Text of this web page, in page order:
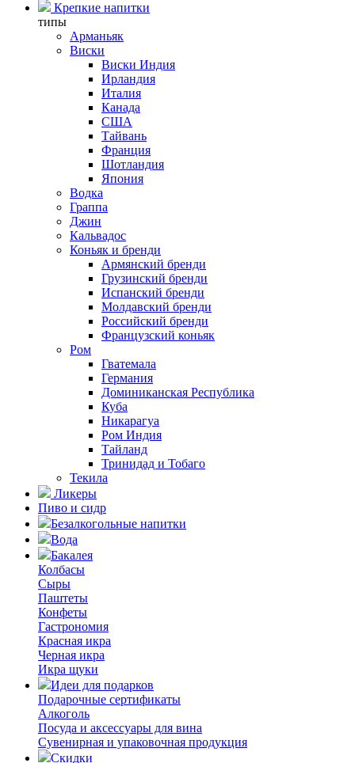
Крепкие напитки
типы
Арманьяк
Виски
Виски Индия
Ирландия
Италия
Канада
США
Тайвань
Франция
Шотландия
Япония
Водка
Граппа
Джин
Кальвадос
Коньяк и бренди
Армянский бренди
Грузинский бренди
Испанский бренди
Молдавский бренди
Российский бренди
Французский коньяк
Ром
Гватемала
Германия
Доминиканская Республика
Куба
Никарагуа
Ром Индия
Тайланд
Тринидад и Тобаго
Текила
Ликеры
Пиво и сидр
Безалкогольные напитки
Вода
Бакалея
Колбасы
Сыры
Паштеты
Конфеты
Гастрономия
Красная икра
Черная икра
Икра щуки
Идеи для подарков
Подарочные сертификаты
Алкоголь
Посуда и аксессуары для вина
Сувенирная и упаковочная продукция
Скидки